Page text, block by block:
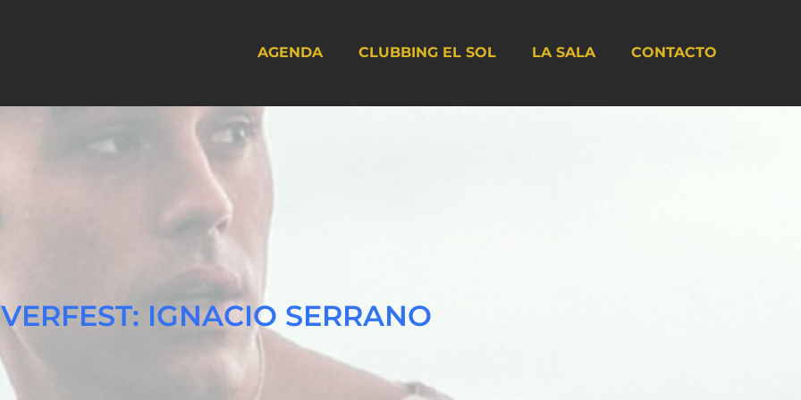
AGENDA CLUBBING EL SOL LA SALA CONTACTO
IGNACIO SERRANO